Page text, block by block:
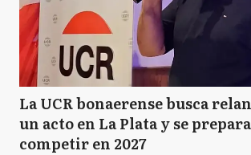
La UCR bonaerense busca
un acto en La Plata y se
competir en 2027